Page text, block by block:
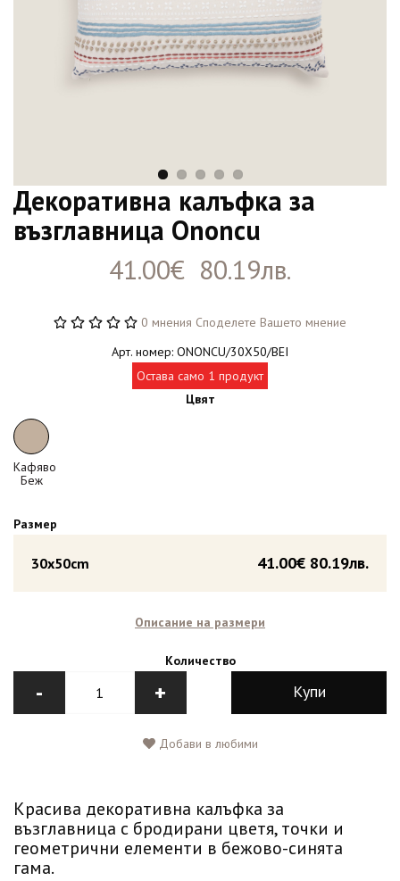
Декоративна калъфка за
възглавница Ononcu
41.00€ 80.19лв.
0 мнения Споделете Вашето мнение
Арт. номер: ONONCU/30X50/BEI
Остава само 1 продукт
Цвят
Кафяво
Беж
Размер
30x50cm 80.19лв.
41.00€
Описание на размери
Количество
- + Купи
Добави в любими
Красива декоративна калъфка за
възглавница с бродирани цветя, точки и
геометрични елементи в бежово-синята
гама.